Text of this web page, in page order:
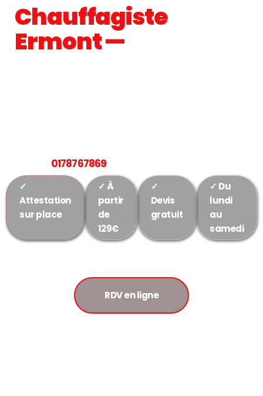
Chauffagiste
Ermont —
0178767869
✓
Attestation
sur place
✓ À
partir
de
129€
✓
Devis
gratuit
✓ Du
lundi
au
samedi
RDV en ligne